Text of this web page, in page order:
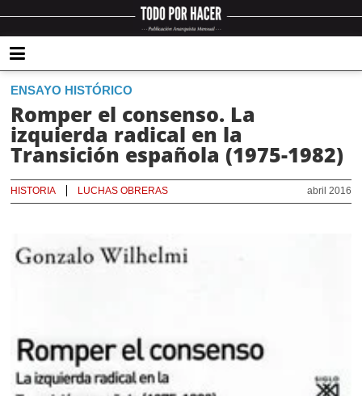
ENSAYO HISTÓRICO
Romper el consenso. La
izquierda radical en la
Transición española (1975-1982)
abril 2016
HISTORIA LUCHAS OBRERAS